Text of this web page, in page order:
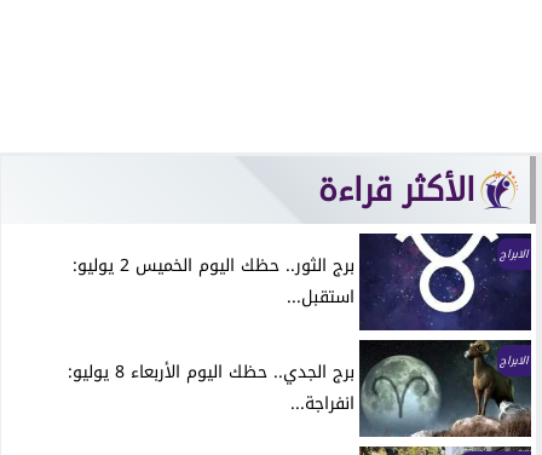
الأكثر قراءة
الابراج
برج الثور.. حظك اليوم الخميس 2 يوليو:
استقبل...
الابراج
برج الجدي.. حظك اليوم الأربعاء 8 يوليو:
انفراجة...